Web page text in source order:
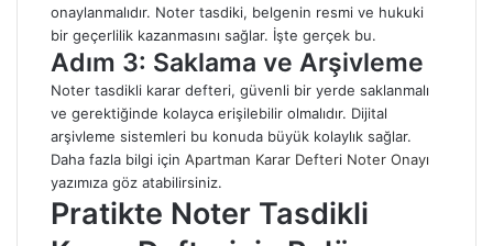
onaylanmalıdır. Noter tasdiki, belgenin resmi ve hukuki
bir geçerlilik kazanmasını sağlar. İşte gerçek bu.
Adım 3: Saklama ve Arşivleme
Noter tasdikli karar defteri, güvenli bir yerde saklanmalı
ve gerektiğinde kolayca erişilebilir olmalıdır. Dijital
arşivleme sistemleri bu konuda büyük kolaylık sağlar.
Daha fazla bilgi için Apartman Karar Defteri Noter Onayı
yazımıza göz atabilirsiniz.
Pratikte Noter Tasdikli